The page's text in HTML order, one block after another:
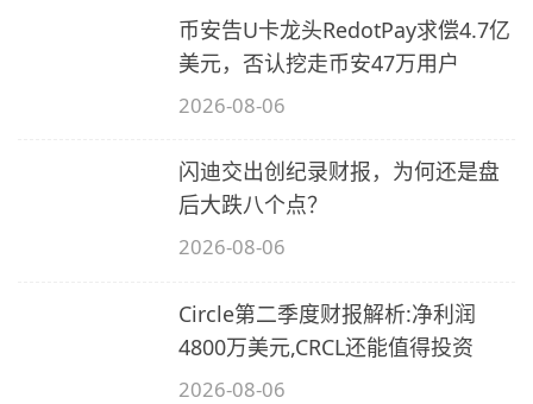
币安告U卡龙头RedotPay求偿4.7亿
美元，否认挖走币安47万用户
2026-08-06
闪迪交出创纪录财报，为何还是盘
后大跌八个点？
2026-08-06
Circle第二季度财报解析:净利润
4800万美元,CRCL还能值得投资
2026-08-06